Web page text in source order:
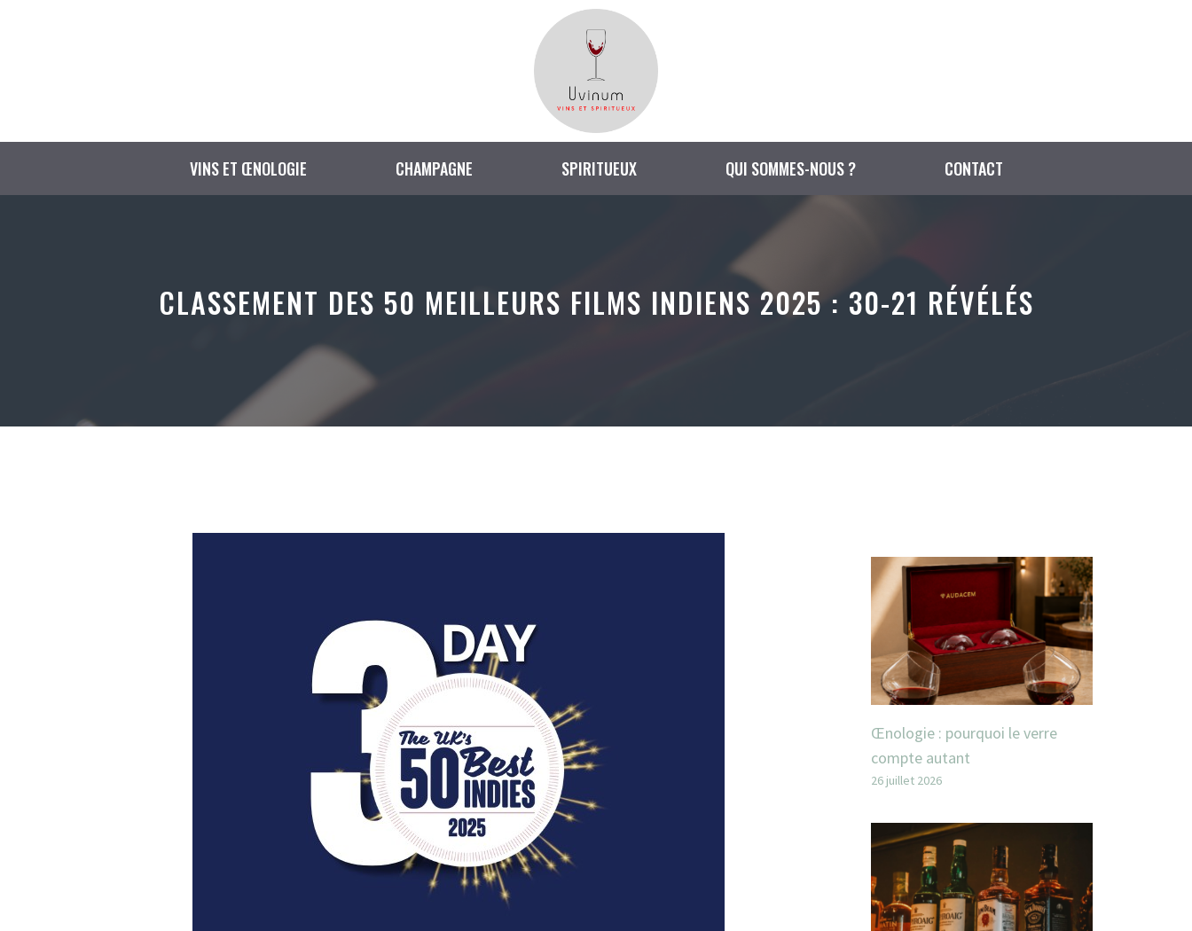
VINS ET ŒNOLOGIE CHAMPAGNE SPIRITUEUX QUI SOMMES-NOUS ? CONTACT
CLASSEMENT DES 50 MEILLEURS FILMS INDIENS 2025 : 30-21 RÉVÉLÉS
Œnologie : pourquoi le verre
compte autant
26 juillet 2026